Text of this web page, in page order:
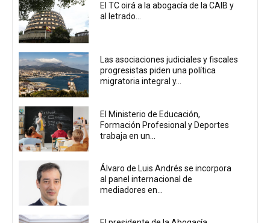
El TC oirá a la abogacía de la CAIB y
al letrado...
Las asociaciones judiciales y fiscales
progresistas piden una política
migratoria integral y...
El Ministerio de Educación,
Formación Profesional y Deportes
trabaja en un...
Álvaro de Luis Andrés se incorpora
al panel internacional de
mediadores en...